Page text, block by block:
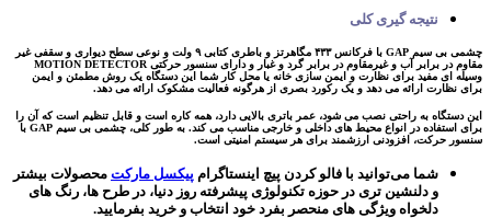
نتیجه گیری کلی
چشمی بی سیم GAP با فرکانس ۴۳۳ مگاهرتز و باطری کتابی ۹ ولت و نوعی سطح دیواری و سقفی غیر
مقاوم در برابر آب و غیرمقاوم در برابر گرد و غبار و دارای سنسور حرکتی MOTION DETECTOR
وسیله ای مفید برای نظارت و ایمن سازی خانه یا محل کار شما این دستگاه یک روش مطمئن و ایمن
برای نظارت ارائه می دهد و یک رکورد بصری از هرگونه فعالیت مشکوک ارائه می دهد.
این دستگاه به راحتی نصب می شود، عمر باتری بالایی دارد، همه کاره است و قابل تنظیم است که آن را
برای استفاده در انواع محیط های داخلی و خارجی مناسب می کند. به طور کلی، چشمی بی سیم GAP با
سنسور حرکت، افزودنی ارزشمند برای هر سیستم امنیتی است.
شما می‌توانید با فالو کردن پیچ اینستاگرام پیکسل مارکت محصولات بیشتر
و دلنشین تری در حوزه تکنولوژی پیشرفته روز دنیا، در طرح ها، رنگ های
دلخواه ویژگی های منحصر بفرد خود انتخاب و خرید بفرمایید.